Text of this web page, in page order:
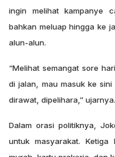
ingin melihat kampanye
bahkan meluap hingga ke
alun-alun.
“Melihat semangat sore
di jalan, mau masuk ke
dirawat, dipelihara,” ujarnya.
Dalam orasi politiknya,
untuk masyarakat.